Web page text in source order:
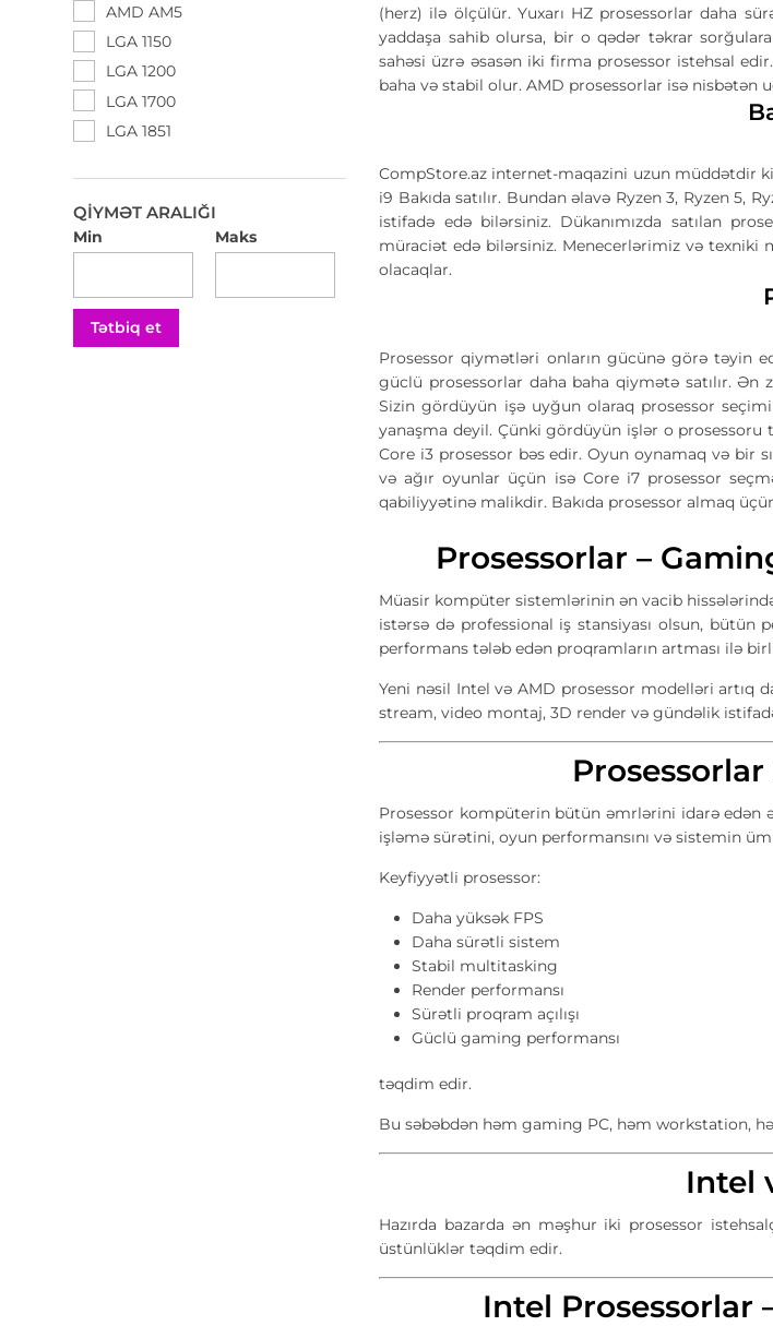
AMD AM5
LGA 1150
LGA 1200
LGA 1700
LGA 1851
QIYMƏT ARALIĞI
Min Maks
Tətbiq et
(herz) ilə ölçülür. Yuxarı HZ prosessorlar daha
yaddaşa sahib olursa, bir o qədər təkrar
sahəsi üzrə əsasən iki firma prosessor istehsal
baha və stabil olur. AMD prosessorlar isə nisbətən
CompStore.az internet-maqazini uzun müddətdir
i9 Bakıda satılır. Bundan əlavə Ryzen 3, Ryzen 5,
istifadə edə bilərsiniz. Dükanımızda satılan
müraciət edə bilərsiniz. Menecerlərimiz və texniki
olacaqlar.
Prosessor qiymətləri onların gücünə görə təyin
güclü prosessorlar daha baha qiymətə satılır. Ən
Sizin gördüyün işə uyğun olaraq prosessor
yanaşma deyil. Çünki gördüyün işlər o
Core i3 prosessor bəs edir. Oyun oynamaq və bir
və ağır oyunlar üçün isə Core i7 prosessor
qabiliyyətinə malikdir. Bakıda prosessor almaq
Prosessorlar –
Müasir kompüter sistemlərinin ən vacib
istərsə də professional iş stansiyası olsun, bütün
performans tələb edən proqramların artması ilə
Yeni nəsil Intel və AMD prosessor modelləri artıq
stream, video montaj, 3D render və gündəlik
Prosessor kompüterin bütün əmrlərini idarə edən
işləmə sürətini, oyun performansını və sistemin
Keyfiyyətli prosessor:
Daha yüksək FPS
Daha sürətli sistem
Stabil multitasking
Render performansı
Sürətli proqram açılışı
Güclü gaming performansı
təqdim edir.
Bu səbəbdən həm gaming PC, həm workstation,
Intel
Hazırda bazarda ən məşhur iki prosessor
üstünlüklər təqdim edir.
Intel Prosessorlar